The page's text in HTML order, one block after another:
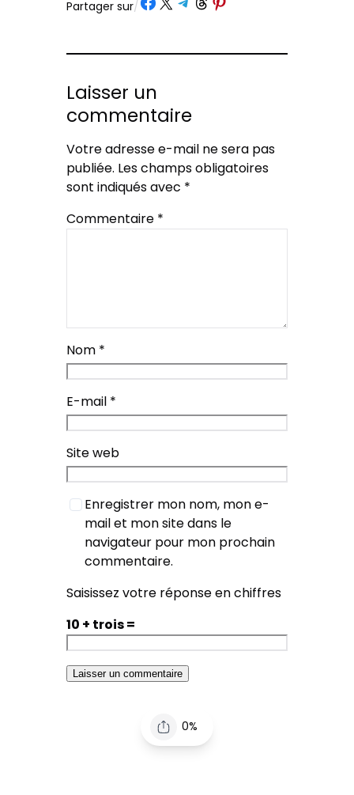
Partager sur/
Laisser un
commentaire
Votre adresse e-mail ne sera pas
publiée. Les champs obligatoires
sont indiqués avec *
Commentaire *
Nom *
E-mail *
Site web
Enregistrer mon nom, mon e-
mail et mon site dans le
navigateur pour mon prochain
commentaire.
Saisissez votre réponse en chiffres
10 + trois =
0%